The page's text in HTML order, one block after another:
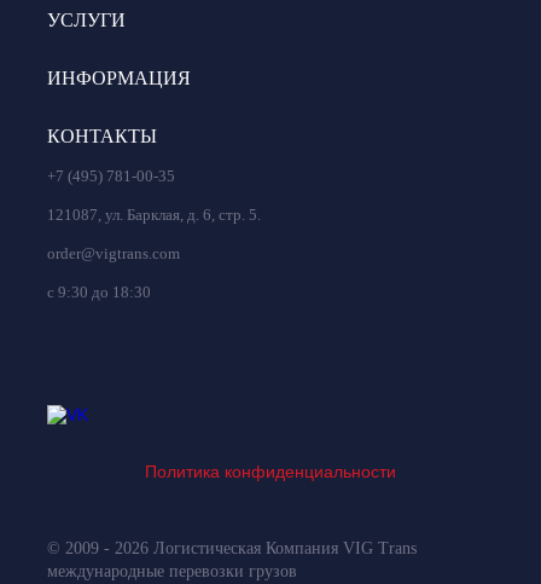
УСЛУГИ
ИНФОРМАЦИЯ
КОНТАКТЫ
+7 (495) 781-00-35
121087, ул. Барклая, д. 6, стр. 5.
order@vigtrans.com
с 9:30 до 18:30
Политика конфиденциальности
© 2009 - 2026 Логистическая Компания VIG Trans
международные перевозки грузов